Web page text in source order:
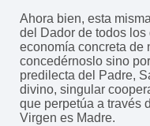
Ahora bien, esta
del Dador de todos
economía concreta de
concedérnoslo sino
predilecta del Padre,
divino, singular
que perpetúa a través
Virgen es Madre.